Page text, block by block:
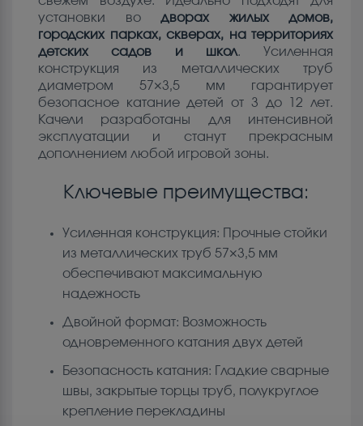
установки во дворах жилых домов,
городских парках, скверах, на территориях
детских садов и школ. Усиленная
конструкция из металлических труб
диаметром 57×3,5 мм гарантирует
безопасное катание детей от 3 до 12 лет.
Качели разработаны для интенсивной
эксплуатации и станут прекрасным
дополнением любой игровой зоны.
Ключевые преимущества:
Усиленная конструкция: Прочные стойки
из металлических труб 57×3,5 мм
обеспечивают максимальную
надежность
Двойной формат: Возможность
одновременного катания двух детей
Безопасность катания: Гладкие сварные
швы, закрытые торцы труб, полукруглое
крепление перекладины